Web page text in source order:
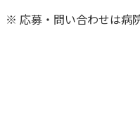
※ 応募・問い合わせは病